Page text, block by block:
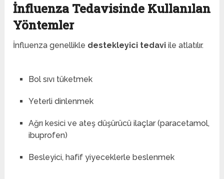
İnfluenza Tedavisinde Kullanılan
Yöntemler
İnfluenza genellikle destekleyici tedavi ile atlatılır.
Bol sıvı tüketmek
Yeterli dinlenmek
Ağrı kesici ve ateş düşürücü ilaçlar (paracetamol,
ibuprofen)
Besleyici, hafif yiyeceklerle beslenmek